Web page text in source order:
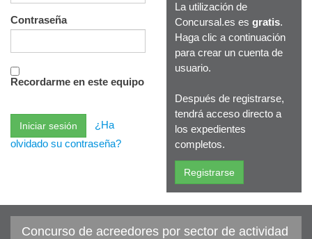
Contraseña
Recordarme en este equipo
¿Ha
olvidado su contraseña?
La utilización de
Concursal.es es gratis.
Haga clic a continuación
para crear un cuenta de
usuario.
Después de registrarse,
tendrá acceso directo a
los expedientes
completos.
Concurso de acreedores por sector de actividad